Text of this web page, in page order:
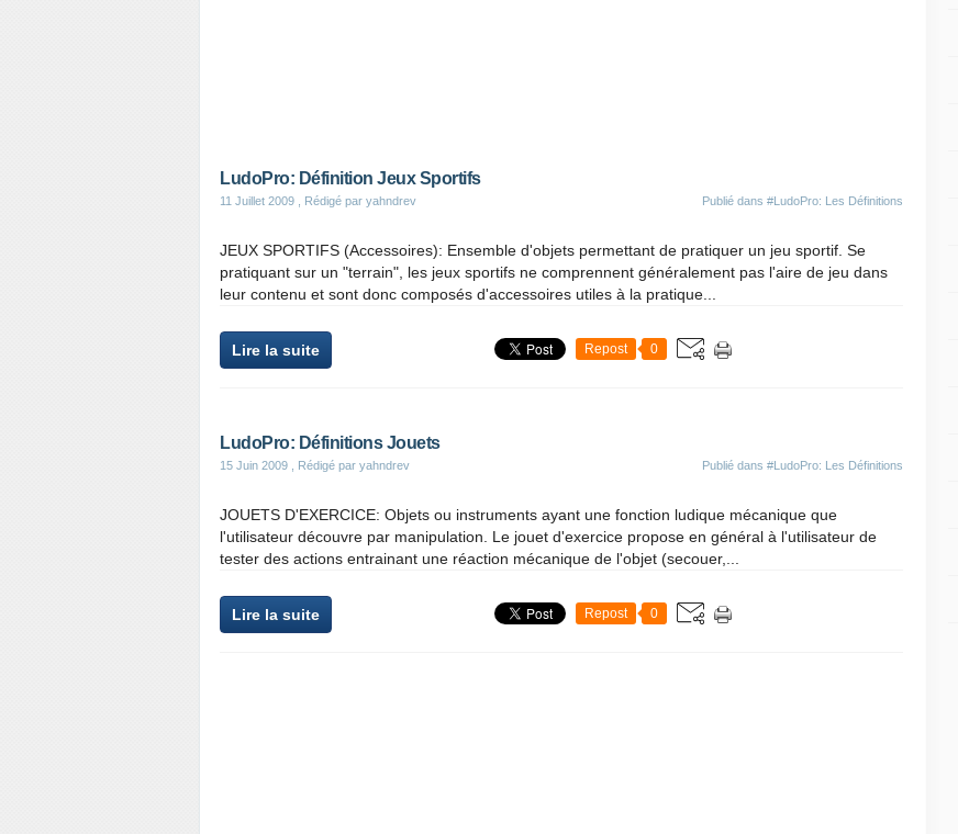
LudoPro: Définition Jeux Sportifs
11 Juillet 2009 , Rédigé par yahndrev Publié dans #LudoPro: Les Définitions
JEUX SPORTIFS (Accessoires): Ensemble d'objets permettant de pratiquer un jeu sportif. Se
pratiquant sur un "terrain", les jeux sportifs ne comprennent généralement pas l'aire de jeu dans
leur contenu et sont donc composés d'accessoires utiles à la pratique...
Lire la suite Repost 0
LudoPro: Définitions Jouets
15 Juin 2009 , Rédigé par yahndrev Publié dans #LudoPro: Les Définitions
JOUETS D'EXERCICE: Objets ou instruments ayant une fonction ludique mécanique que
l'utilisateur découvre par manipulation. Le jouet d'exercice propose en général à l'utilisateur de
tester des actions entrainant une réaction mécanique de l'objet (secouer,...
Lire la suite Repost 0